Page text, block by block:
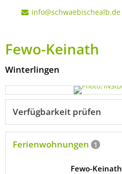
info@schwaebischealb.de
Fewo-Keinath
Winterlingen
Verfügbarkeit prüfen
Ferienwohnungen 1
Fewo-Keinath